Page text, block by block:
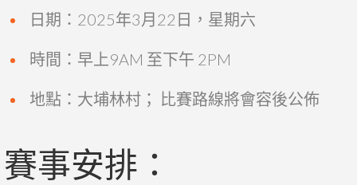
日期：2025年3月22日，星期六
時間：早上9AM 至下午 2PM
地點：大埔林村； 比賽路線將會容後公佈
賽事安排：